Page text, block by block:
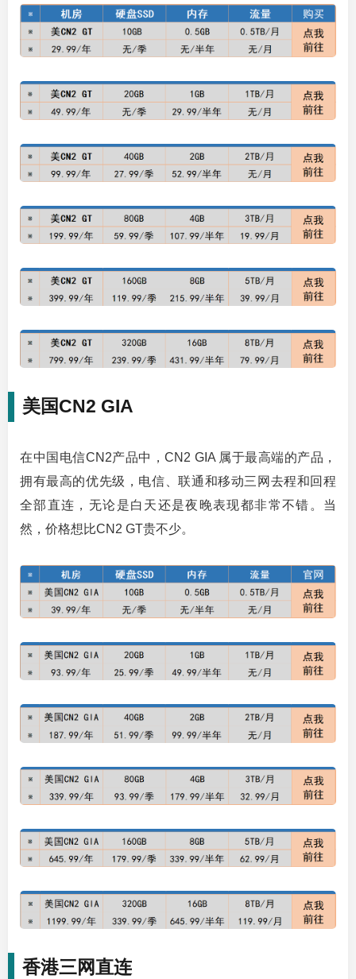
美国CN2 GIA
在中国电信CN2产品中，CN2 GIA 属于最高端的产品，
拥有最高的优先级，电信、联通和移动三网去程和回程
全部直连，无论是白天还是夜晚表现都非常不错。当
然，价格想比CN2 GT贵不少。
香港三网直连